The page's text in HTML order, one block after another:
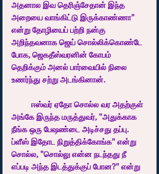
அதனால இவ தெரிஞ்சேதான் இந்த
அறையை வாங்கிட்டு இருக்காண்ணா"
என்று தோழியைப் பற்றி நன்கு
அறிந்தவனாக ஜெய் சொல்லிக்கொண்டே
போக, ஜெகதீஸ்வரனின் கோபம்
தெறிக்கும் அனல் பார்வையில் நிலை
உணர்ந்து சற்று அடங்கினான்.
அங்கே இருந்த மருத்துவர், "அதுக்காக
நீங்க ஒரு பேஷண்டை அடிச்சது தப்பு.
ப்ளீஸ் இதோட நிறுத்திக்கோங்க" என்று
சொல்ல, "சொல்லு என்ன நடந்தது நீ
எப்படி அந்த இடத்துக்குப் போன?" என்று